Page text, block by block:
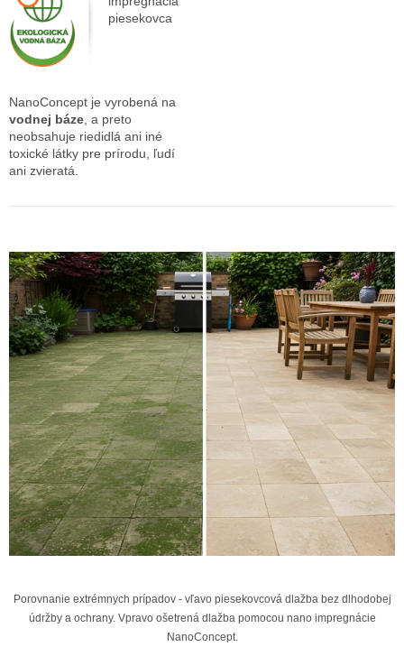
piesekovca
NanoConcept je vyrobená na
vodnej báze , a preto
neobsahuje riedidlá ani iné
toxické látky pre prírodu, ľudí
ani zvieratá.
Porovnanie extrémnych prípadov - vľavo piesekovcová dlažba bez dlhodobej
údržby a ochrany. Vpravo ošetrená dlažba pomocou nano impregnácie
NanoConcept.